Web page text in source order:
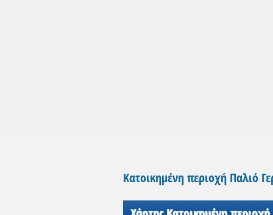
Κατοικημένη περιοχή Παλιό